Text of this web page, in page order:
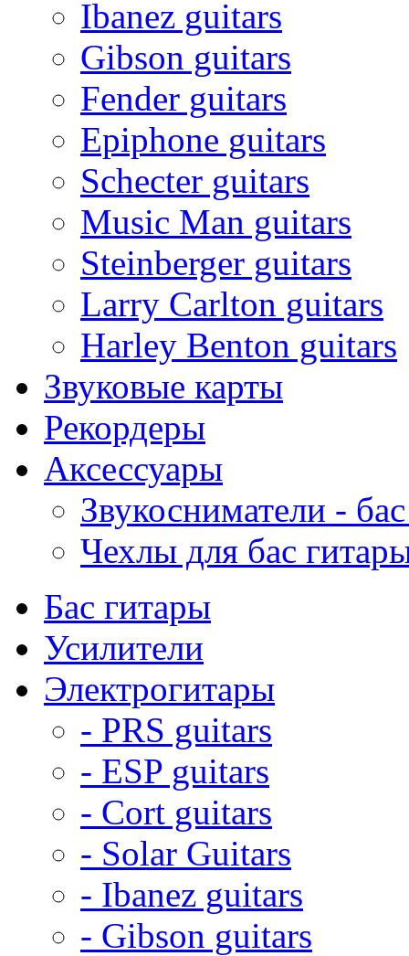
Ibanez guitars
Gibson guitars
Fender guitars
Epiphone guitars
Schecter guitars
Music Man guitars
Steinberger guitars
Larry Carlton guitars
Harley Benton guitars
Звуковые карты
Рекордеры
Аксессуары
Звукосниматели -
Чехлы для бас
Бас гитары
Усилители
Электрогитары
- PRS guitars
- ESP guitars
- Cort guitars
- Solar Guitars
- Ibanez guitars
- Gibson guitars